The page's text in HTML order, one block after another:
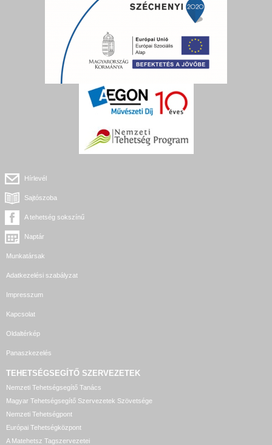
Hírlevél
Sajtószoba
A tehetség sokszínű
Naptár
Munkatársak
Adatkezelési szabályzat
Impresszum
Kapcsolat
Oldaltérkép
Panaszkezelés
TEHETSÉGSEGÍTŐ SZERVEZETEK
Nemzeti Tehetségsegítő Tanács
Magyar Tehetségsegítő Szervezetek Szövetsége
Nemzeti Tehetségpont
Európai Tehetségközpont
A Matehetsz Tagszervezetei